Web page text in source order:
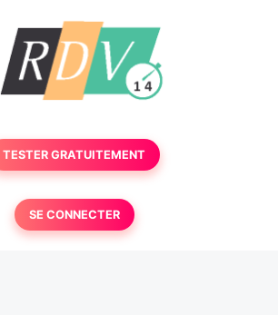
TESTER GRATUITEMENT
SE CONNECTER